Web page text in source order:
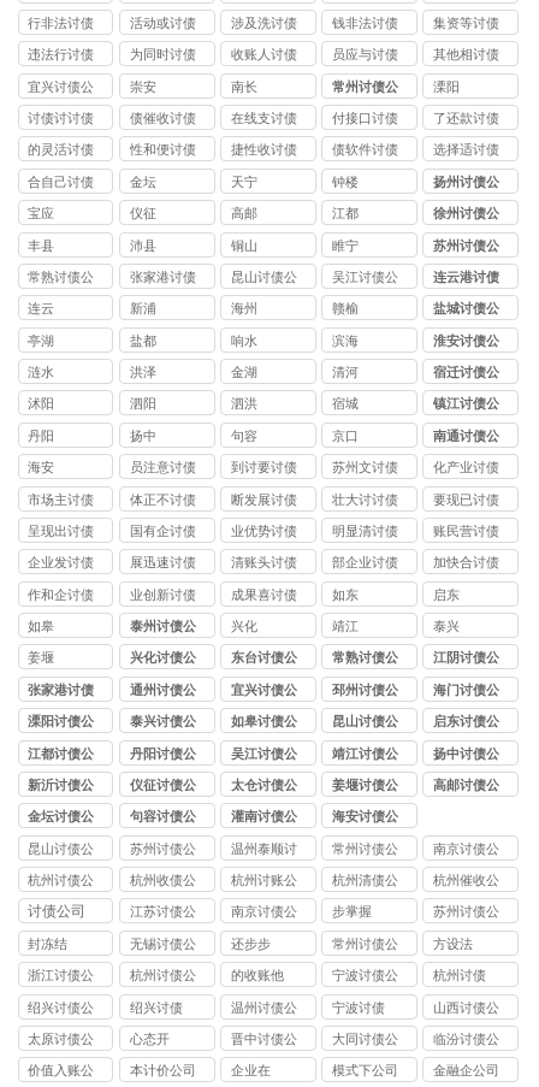
公司
公司
公司
公司
公司
行非法讨债
公司
活动或讨债
公司
涉及洗讨债
公司
钱非法讨债
公司
集资等讨债
公司
违法行讨债
公司
为同时讨债
公司
收账人讨债
公司
员应与讨债
公司
其他相讨债
公司
宜兴讨债公
司
崇安 南长
常州讨债公
司
溧阳
讨债讨讨债
公司
债催收讨债
公司
在线支讨债
公司
付接口讨债
公司
了还款讨债
公司
的灵活讨债
公司
性和便讨债
公司
捷性收讨债
公司
债软件讨债
公司
选择适讨债
公司
合自己讨债
公司
金坛 天宁 钟楼
扬州讨债公
司
宝应 仪征 高邮 江都
徐州讨债公
司
丰县 沛县 铜山 睢宁
苏州讨债公
司
常熟讨债公
司
张家港讨债
公司
昆山讨债公
司
吴江讨债公
司
连云港讨债
公司
连云 新浦 海州 赣榆
盐城讨债公
司
亭湖 盐都 响水 滨海
淮安讨债公
司
涟水 洪泽 金湖 清河
宿迁讨债公
司
沭阳 泗阳 泗洪 宿城
镇江讨债公
司
丹阳 扬中 句容 京口
南通讨债公
司
海安
员注意讨债
公司
到讨要讨债
公司
苏州文讨债
公司
化产业讨债
公司
市场主讨债
公司
体正不讨债
公司
断发展讨债
公司
壮大讨讨债
公司
要现已讨债
公司
呈现出讨债
公司
国有企讨债
公司
业优势讨债
公司
明显清讨债
公司
账民营讨债
公司
企业发讨债
公司
展迅速讨债
公司
清账头讨债
公司
部企业讨债
公司
加快合讨债
公司
作和企讨债
公司
业创新讨债
公司
成果喜讨债
公司
如东 启东
如皋
泰州讨债公
司
兴化 靖江 泰兴
姜堰
兴化讨债公
司
东台讨债公
司
常熟讨债公
司
江阴讨债公
司
张家港讨债
公司
通州讨债公
司
宜兴讨债公
司
邳州讨债公
司
海门讨债公
司
溧阳讨债公
司
泰兴讨债公
司
如皋讨债公
司
昆山讨债公
司
启东讨债公
司
江都讨债公
司
丹阳讨债公
司
吴江讨债公
司
靖江讨债公
司
扬中讨债公
司
新沂讨债公
司
仪征讨债公
司
太仓讨债公
司
姜堰讨债公
司
高邮讨债公
金坛讨债公
司
句容讨债公
司
灌南讨债公
司
海安讨债公
司
昆山讨债公
司
苏州讨债公
司
温州泰顺讨
债公司
常州讨债公
司
南京讨债公
司
杭州讨债公
司
杭州收债公
司
杭州讨账公
司
杭州清债公
司
杭州催收公
司
讨债公司
江苏讨债公
司
南京讨债公
司
步掌握
苏州讨债公
司
封冻结
无锡讨债公
司
还步步
常州讨债公
司
方设法
浙江讨债公
司
杭州讨债公
司
的收账他
宁波讨债公
司
杭州讨债
绍兴讨债公
司
绍兴讨债
温州讨债公
司
宁波讨债
山西讨债公
司
太原讨债公
司
心态开
晋中讨债公
司
大同讨债公
司
临汾讨债公
司
价值入账公
本计价公司 企业在 模式下公司 金融企公司